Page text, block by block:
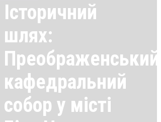
Історичний
шлях:
Преображенський
кафедральний
собор у місті